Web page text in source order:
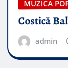
MUZICA
Costică
admin